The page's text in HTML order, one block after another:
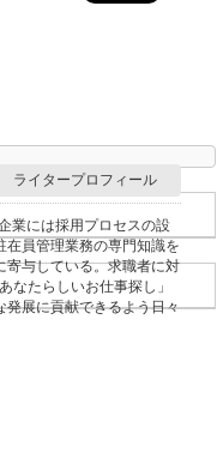
ライタープロフィール
業には採用プロセスの設
員管理業務の専門知識を
寄与している。求職者に対
なたらしいお仕事探し」
発展に貢献できるよう日々